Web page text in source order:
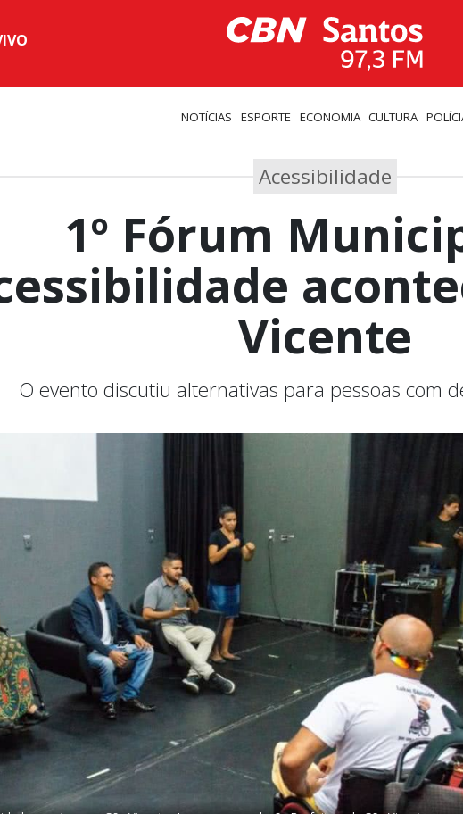
NOTÍCIAS ESPORTE ECONOMIA CULTURA
Acessibilidade
1º Fórum
Vicente
O evento discutiu alternativas para pessoas com